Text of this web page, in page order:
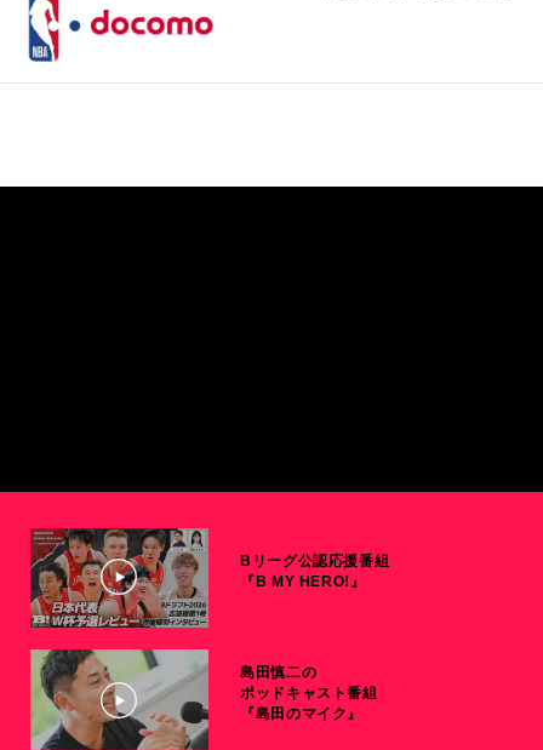
Bリーグ公認応援番組
『B MY HERO!』
島田慎二の
ポッドキャスト番組
『島田のマイク』